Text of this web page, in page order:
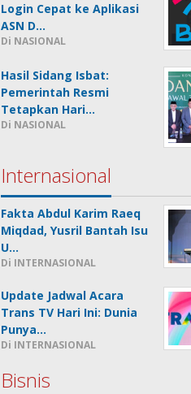
Login Cepat ke Aplikasi
ASN D…
Di NASIONAL
Hasil Sidang Isbat:
Pemerintah Resmi
Tetapkan Hari…
Di NASIONAL
Internasional
Fakta Abdul Karim Raeq
Miqdad, Yusril Bantah Isu
U…
Di INTERNASIONAL
Update Jadwal Acara
Trans TV Hari Ini: Dunia
Punya…
Di INTERNASIONAL
Bisnis